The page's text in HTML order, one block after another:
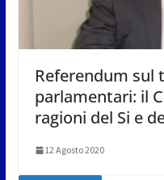
Referendum sul
parlamentari: il
ragioni del Si e
12 Agosto 2020